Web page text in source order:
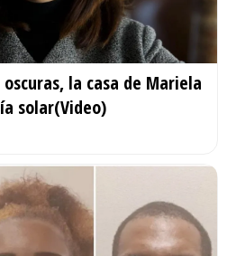
la casa de Mariela
solar(Video)